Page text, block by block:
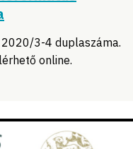
3-4 duplaszáma.
online.